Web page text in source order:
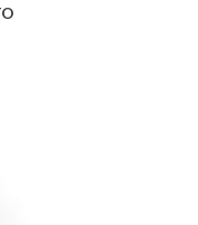
si combina